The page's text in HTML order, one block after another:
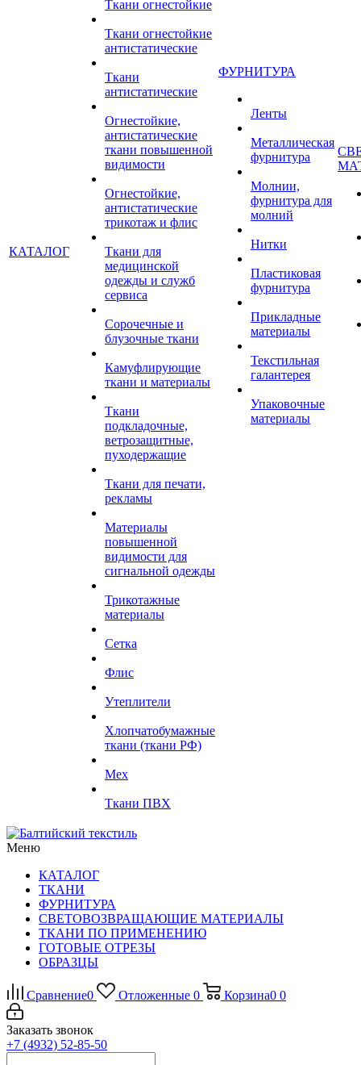
КАТАЛОГ
Ткани огнестойкие
Ткани огнестойкие
антистатические
Ткани
антистатические
Огнестойкие,
антистатические
ткани повышенной
видимости
Огнестойкие,
антистатические
трикотаж и флис
Ткани для
медицинской
одежды и служб
сервиса
Сорочечные и
блузочные ткани
Камуфлирующие
ткани и материалы
Ткани
подкладочные,
ветрозащитные,
пуходержащие
Ткани для печати,
рекламы
Материалы
повышенной
видимости для
сигнальной одежды
Трикотажные
материалы
Сетка
Флис
Утеплители
Хлопчатобумажные
ткани (ткани РФ)
Мех
Ткани ПВХ
ФУРНИТУРА
Ленты
Металлическая
фурнитура
Молнии,
фурнитура для
молний
Нитки
Пластиковая
фурнитура
Прикладные
материалы
Текстильная
галантерея
Упаковочные
материалы
Меню
КАТАЛОГ
ТКАНИ
ФУРНИТУРА
СВЕТОВОЗВРАЩАЮЩИЕ МАТЕРИАЛЫ
ТКАНИ ПО ПРИМЕНЕНИЮ
ГОТОВЫЕ ОТРЕЗЫ
ОБРАЗЦЫ
Сравнение0 Отложенные 0 Корзина0 0
Заказать звонок
+7 (4932) 52-85-50